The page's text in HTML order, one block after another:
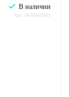
В наличии
Арт: 00-00005695